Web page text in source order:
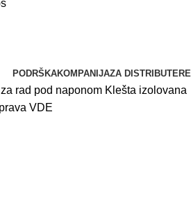
PODRŠKAKOMPANIJAZA DISTRIBUTERE
rad pod naponom Klešta izolovana
VDE